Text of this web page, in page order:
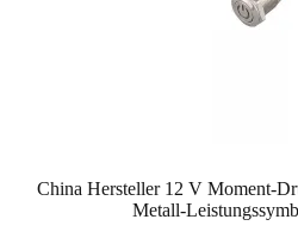
China Hersteller 12 V Moment-
Metall-